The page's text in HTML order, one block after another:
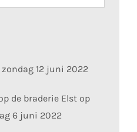
12 juni 2022
de braderie Elst op
6 juni 2022